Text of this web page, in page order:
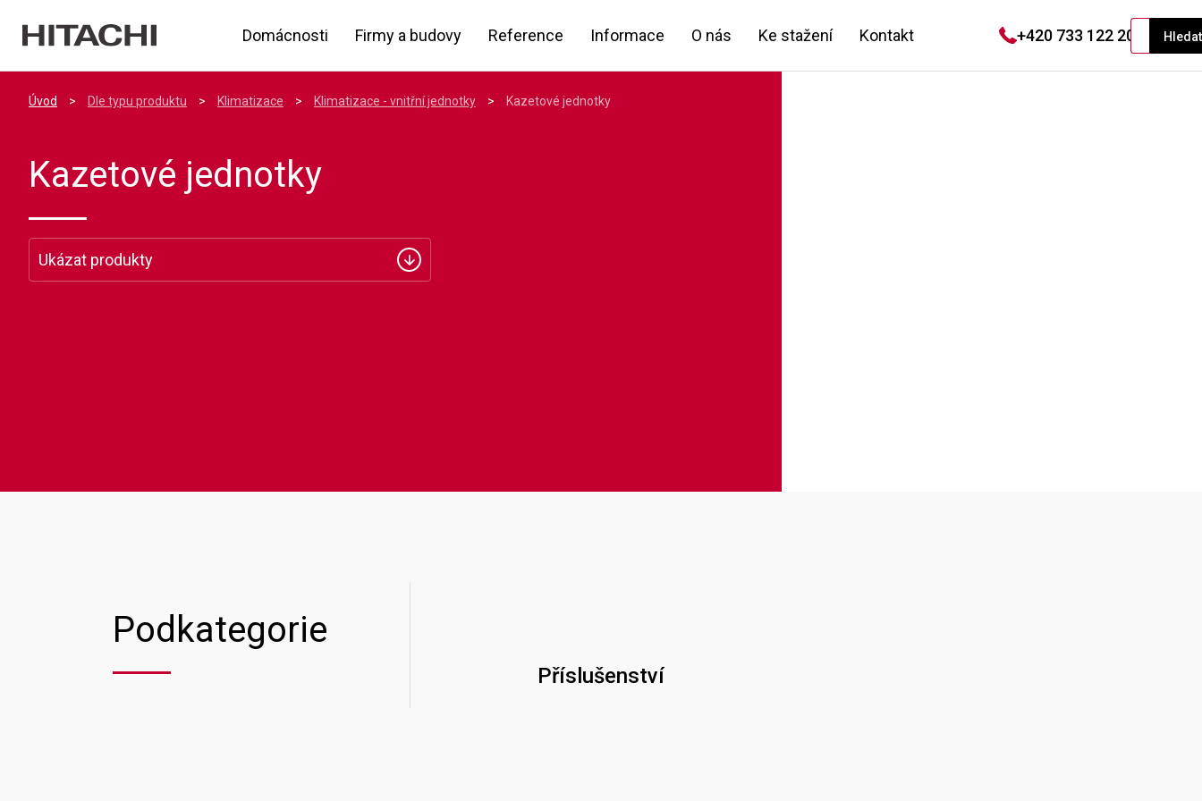
Domácnosti Firmy a budovy Reference Informace O nás Ke stažení Kontakt +420 733 122 208
Úvod > Dle typu produktu > Klimatizace > Klimatizace - vnitřní jednotky > Kazetové jednotky
Kazetové jednotky
Ukázat produkty
Podkategorie
Příslušenství